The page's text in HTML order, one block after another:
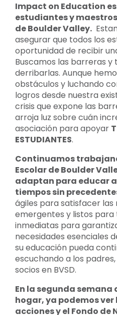
Impact on Education
estudiantes y
de Boulder Valley.
asegurar que todos los
oportunidad de recibir
Buscamos las barreras
derribarlas. Aunque
obstáculos y luchando
logros desde nuestra
crisis que expone las
arroja luz sobre cuán
asociación para apoyar
ESTUDIANTES.
Continuamos
Escolar de Boulder
adaptan para educar a
tiempos sin
ágiles para satisfacer las
emergentes y listos
inmediatas para
necesidades esenciales
su educación pueda
escuchando a los
socios en BVSD.
En la segunda semana
hogar, ya podemos
acciones y el Fondo de